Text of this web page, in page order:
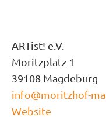
ARTist! e.V.
Moritzplatz 1
39108 Magdeburg
info@moritzhof-
Website